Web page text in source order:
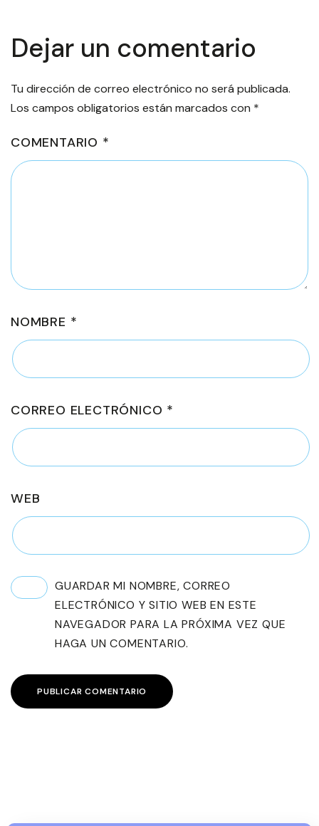
Dejar un comentario
Tu dirección de correo electrónico no será publicada.
Los campos obligatorios están marcados con *
COMENTARIO *
NOMBRE *
CORREO ELECTRÓNICO *
WEB
GUARDAR MI NOMBRE, CORREO
ELECTRÓNICO Y SITIO WEB EN ESTE
NAVEGADOR PARA LA PRÓXIMA VEZ QUE
HAGA UN COMENTARIO.